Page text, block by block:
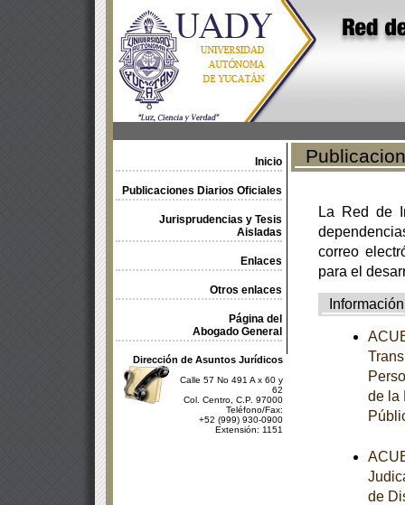
Inicio
Publicaciones Diarios Oficiales
Jurisprudencias y Tesis
Aisladas
Enlaces
Otros enlaces
Página del
Abogado General
Dirección de Asuntos Jurídicos
Calle 57 No 491 A x 60 y
62
Col. Centro, C.P. 97000
Teléfono/Fax:
+52 (999) 930-0900
Extensión: 1151
La Red de
correo
para el
Información
de la
de